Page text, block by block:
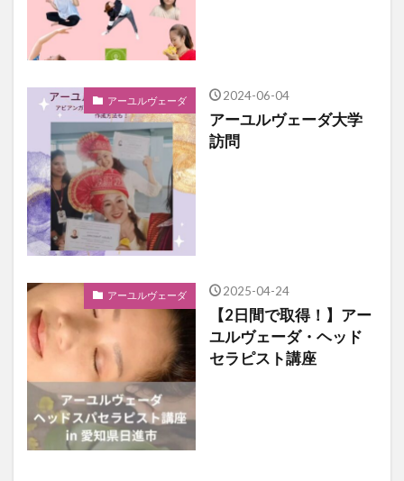
アーユルヴェーダ 2024-06-04
アーユルヴェーダ大学
訪問
アーユルヴェーダ 2025-04-24
【2日間で取得！】アー
ユルヴェーダ・ヘッド
セラピスト講座